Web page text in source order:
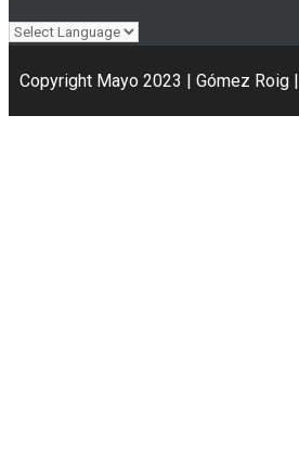
Copyright Mayo 2023 | Gómez Roig |